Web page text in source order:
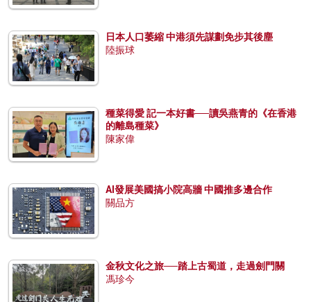
日本人口萎縮 中港須先謀劃免步其後塵
陸振球
種菜得愛 記一本好書──讀吳燕青的《在香港
的離島種菜》
陳家偉
AI發展美國搞小院高牆 中國推多邊合作
關品方
金秋文化之旅──踏上古蜀道，走過劍門關
馮珍今